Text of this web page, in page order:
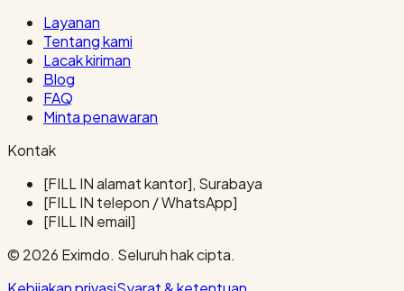
Layanan
Tentang kami
Lacak kiriman
Blog
FAQ
Minta penawaran
Kontak
[FILL IN alamat kantor], Surabaya
[FILL IN telepon / WhatsApp]
[FILL IN email]
© 2026 Eximdo. Seluruh hak cipta.